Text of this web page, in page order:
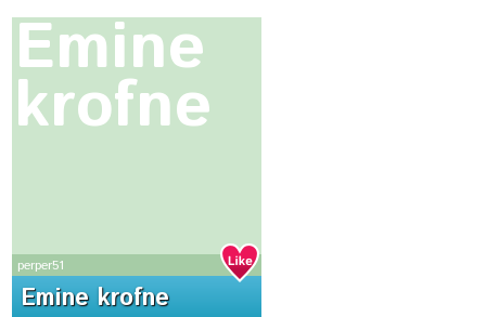
Emine
krofne
perper51
Emine krofne